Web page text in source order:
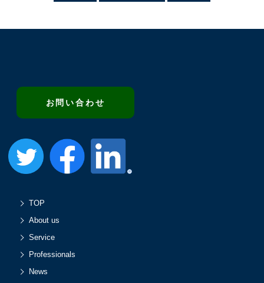
お問い合わせ
TOP
About us
Service
Professionals
News